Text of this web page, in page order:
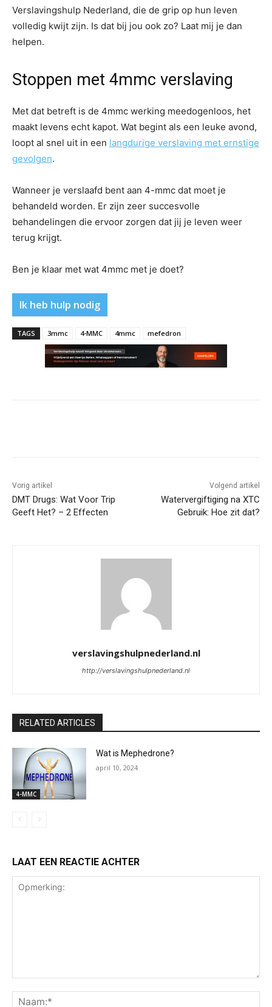
Verslavingshulp Nederland, die de grip op hun leven
volledig kwijt zijn. Is dat bij jou ook zo? Laat mij je dan
helpen.
Stoppen met 4mmc verslaving
Met dat betreft is de 4mmc werking meedogenloos, het
maakt levens echt kapot. Wat begint als een leuke avond,
loopt al snel uit in een langdurige verslaving met ernstige
gevolgen.
Wanneer je verslaafd bent aan 4-mmc dat moet je
behandeld worden. Er zijn zeer succesvolle
behandelingen die ervoor zorgen dat jij je leven weer
terug krijgt.
Ben je klaar met wat 4mmc met je doet?
Ik heb hulp nodig
TAGS 3mmc 4-MMC 4mmc mefedron
Vorig artikel
DMT Drugs: Wat Voor Trip
Geeft Het? – 2 Effecten
Volgend artikel
Watervergiftiging na XTC
Gebruik: Hoe zit dat?
verslavingshulpnederland.nl
http://verslavingshulpnederland.nl
RELATED ARTICLES
4-MMC
Wat is Mephedrone?
april 10, 2024
LAAT EEN REACTIE ACHTER